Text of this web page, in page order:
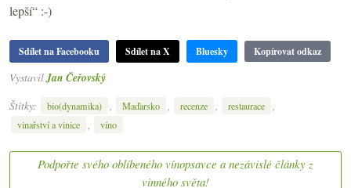
lepší“ :-)
Sdílet na Facebooku Sdílet na X Bluesky Kopírovat odkaz
Vystavil Jan Čeřovský
Štítky:
bio(dynamika) , Maďarsko , recenze , restaurace ,
vinařství a vinice , víno
Podpořte svého oblíbeného vínopsavce a nezávislé články z
vinného světa!